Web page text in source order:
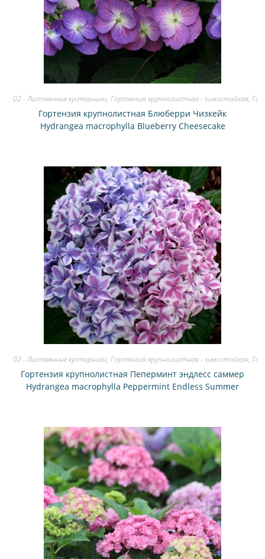
02 - Лиственные кустарники,Гортензия крупнолистная - зимостойкая,
Гортензия крупнолистная Блюберри Чизкейк
Hydrangea macrophylla Blueberry Cheesecake
02 - Лиственные кустарники,Гортензия крупнолистная - зимостойкая,
Гортензия крупнолистная Пеперминт эндлесс саммер
Hydrangea macrophylla Peppermint Endless Summer